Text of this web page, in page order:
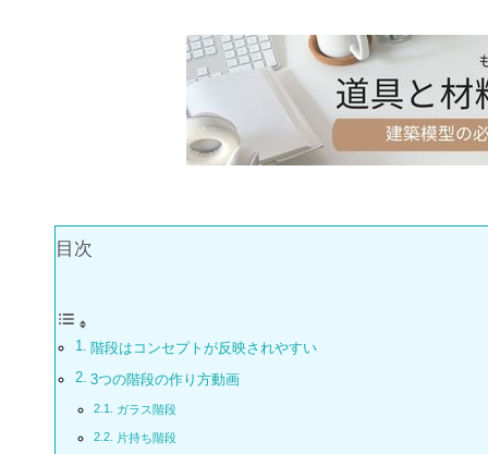
目次
階段はコンセプトが反映されやすい
3つの階段の作り方動画
ガラス階段
片持ち階段